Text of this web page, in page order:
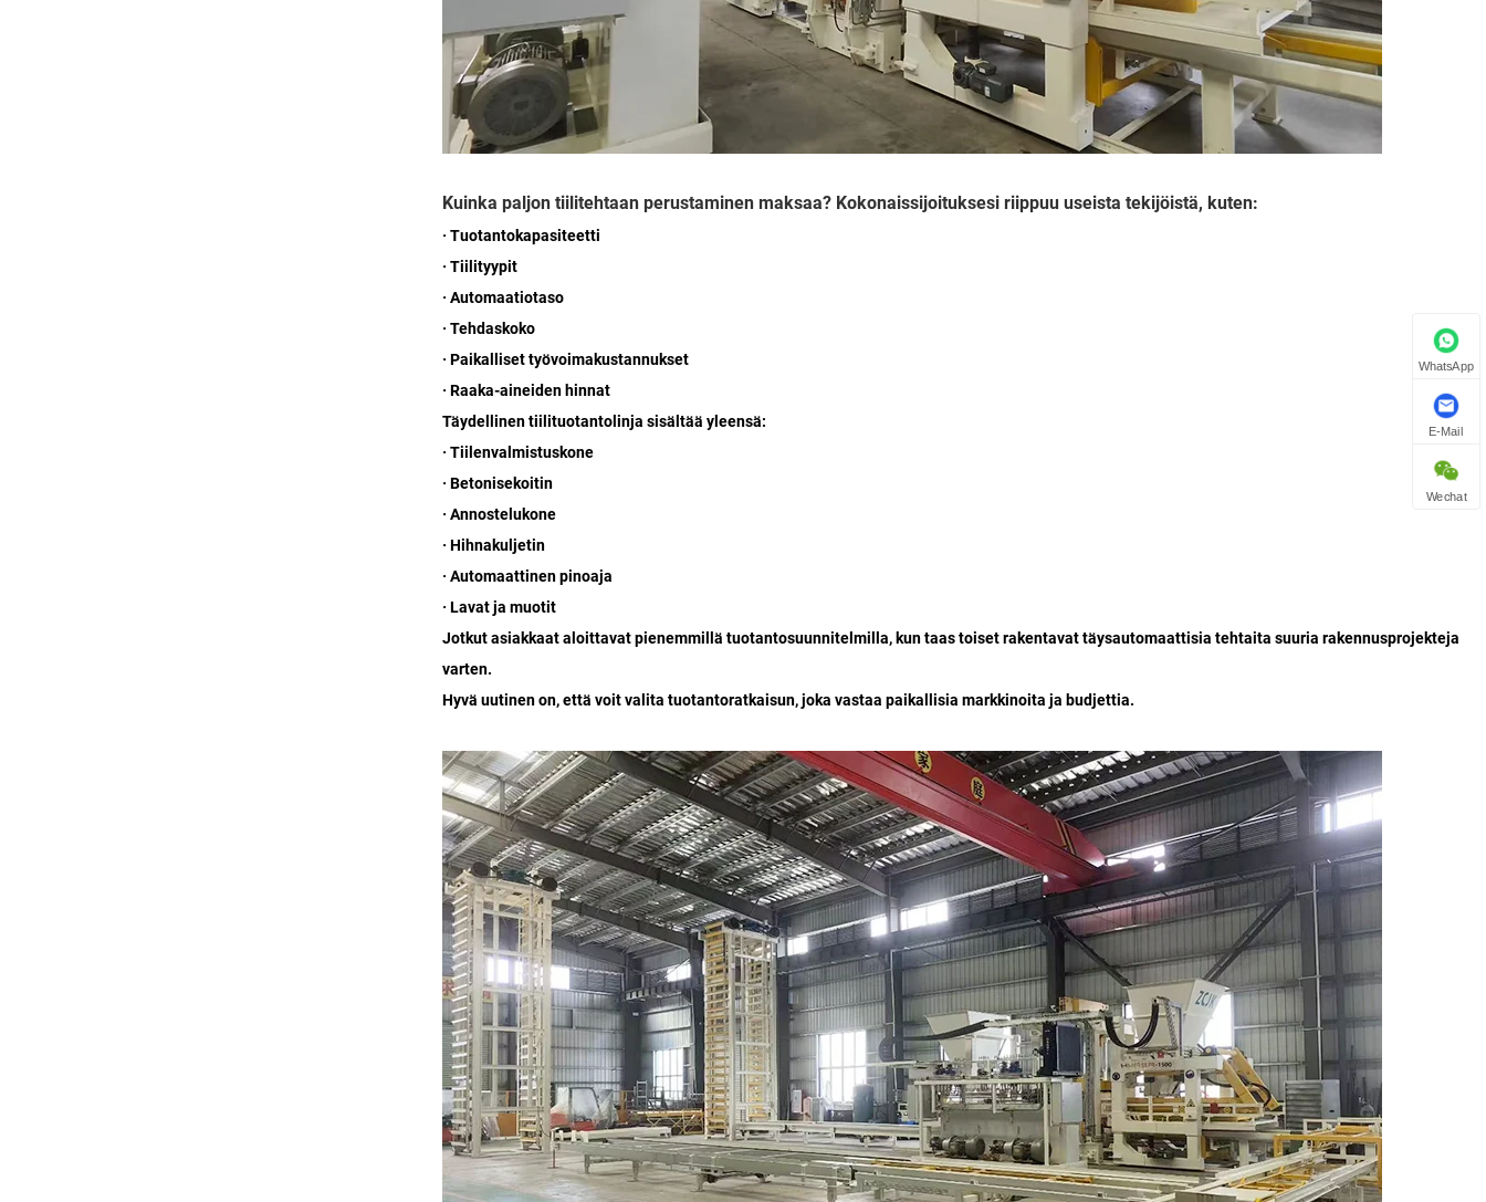
Kuinka paljon tiilitehtaan perustaminen maksaa? Kokonaissijoituksesi riippuu useista tekijöistä, kuten:
· Tuotantokapasiteetti
· Tiilityypit
· Automaatiotaso
· Tehdaskoko
· Paikalliset työvoimakustannukset
· Raaka-aineiden hinnat
Täydellinen tiilituotantolinja sisältää yleensä:
· Tiilenvalmistuskone
· Betonisekoitin
· Annostelukone
· Hihnakuljetin
· Automaattinen pinoaja
· Lavat ja muotit
Jotkut asiakkaat aloittavat pienemmillä tuotantosuunnitelmilla, kun taas toiset rakentavat täysautomaattisia tehtaita suuria rakennusprojekteja
varten.
Hyvä uutinen on, että voit valita tuotantoratkaisun, joka vastaa paikallisia markkinoita ja budjettia.
WhatsApp
E-Mail
Wechat